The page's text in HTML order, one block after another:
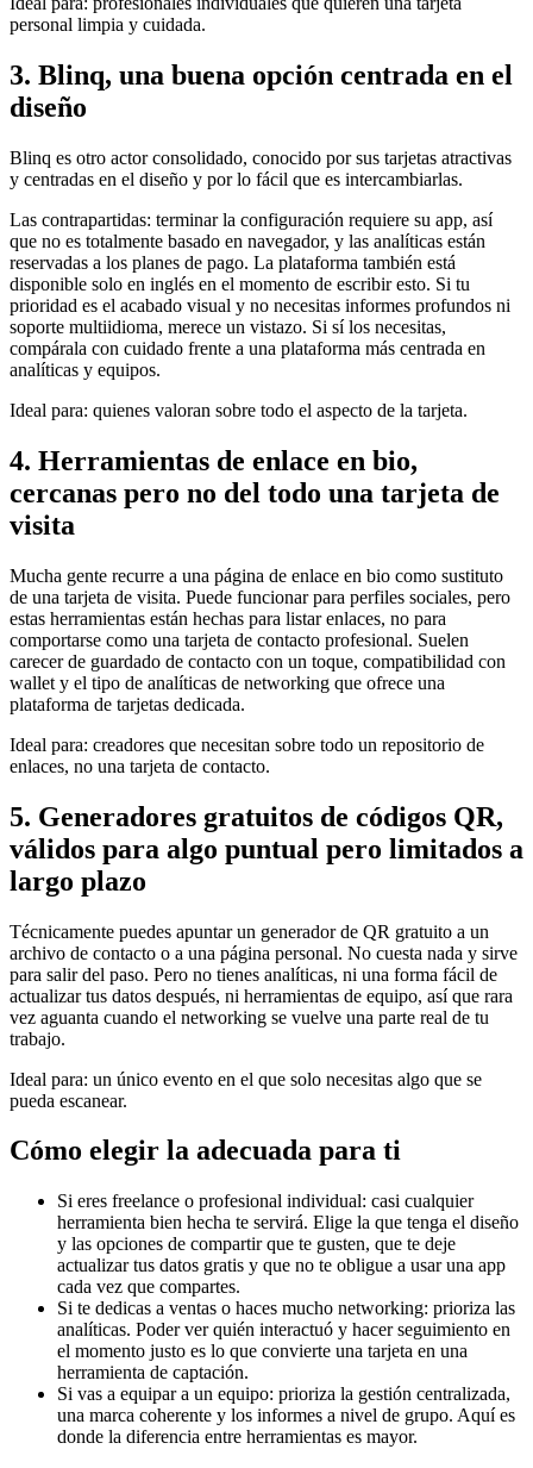
personal limpia y cuidada.
3. Blinq, una buena opción centrada en el
diseño
Blinq es otro actor consolidado, conocido por sus tarjetas atractivas
y centradas en el diseño y por lo fácil que es intercambiarlas.
Las contrapartidas: terminar la configuración requiere su app, así
que no es totalmente basado en navegador, y las analíticas están
reservadas a los planes de pago. La plataforma también está
disponible solo en inglés en el momento de escribir esto. Si tu
prioridad es el acabado visual y no necesitas informes profundos ni
soporte multiidioma, merece un vistazo. Si sí los necesitas,
compárala con cuidado frente a una plataforma más centrada en
analíticas y equipos.
Ideal para: quienes valoran sobre todo el aspecto de la tarjeta.
4. Herramientas de enlace en bio,
cercanas pero no del todo una tarjeta de
visita
Mucha gente recurre a una página de enlace en bio como sustituto
de una tarjeta de visita. Puede funcionar para perfiles sociales, pero
estas herramientas están hechas para listar enlaces, no para
comportarse como una tarjeta de contacto profesional. Suelen
carecer de guardado de contacto con un toque, compatibilidad con
wallet y el tipo de analíticas de networking que ofrece una
plataforma de tarjetas dedicada.
Ideal para: creadores que necesitan sobre todo un repositorio de
enlaces, no una tarjeta de contacto.
5. Generadores gratuitos de códigos QR,
válidos para algo puntual pero limitados a
largo plazo
Técnicamente puedes apuntar un generador de QR gratuito a un
archivo de contacto o a una página personal. No cuesta nada y sirve
para salir del paso. Pero no tienes analíticas, ni una forma fácil de
actualizar tus datos después, ni herramientas de equipo, así que rara
vez aguanta cuando el networking se vuelve una parte real de tu
trabajo.
Ideal para: un único evento en el que solo necesitas algo que se
pueda escanear.
Cómo elegir la adecuada para ti
Si eres freelance o profesional individual: casi cualquier
herramienta bien hecha te servirá. Elige la que tenga el diseño
y las opciones de compartir que te gusten, que te deje
actualizar tus datos gratis y que no te obligue a usar una app
cada vez que compartes.
Si te dedicas a ventas o haces mucho networking: prioriza las
analíticas. Poder ver quién interactuó y hacer seguimiento en
el momento justo es lo que convierte una tarjeta en una
herramienta de captación.
Si vas a equipar a un equipo: prioriza la gestión centralizada,
una marca coherente y los informes a nivel de grupo. Aquí es
donde la diferencia entre herramientas es mayor.